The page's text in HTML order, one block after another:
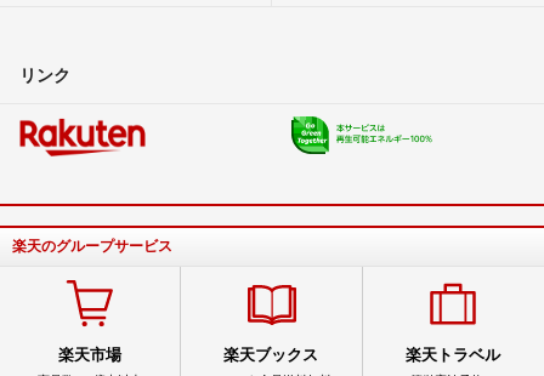
リンク
楽天のグループサービス
楽天市場 楽天ブックス 楽天トラベル